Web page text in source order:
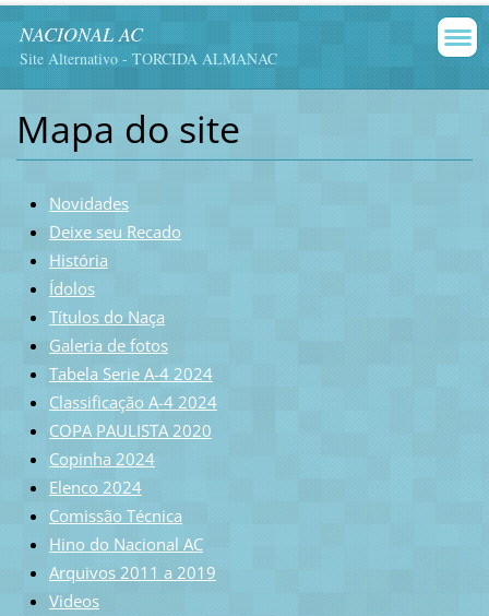
NACIONAL AC
Site Alternativo - TORCIDA ALMANAC
Mapa do site
Novidades
Deixe seu Recado
História
Ídolos
Títulos do Naça
Galeria de fotos
Tabela Serie A-4 2024
Classificação A-4 2024
COPA PAULISTA 2020
Copinha 2024
Elenco 2024
Comissão Técnica
Hino do Nacional AC
Arquivos 2011 a 2019
Videos